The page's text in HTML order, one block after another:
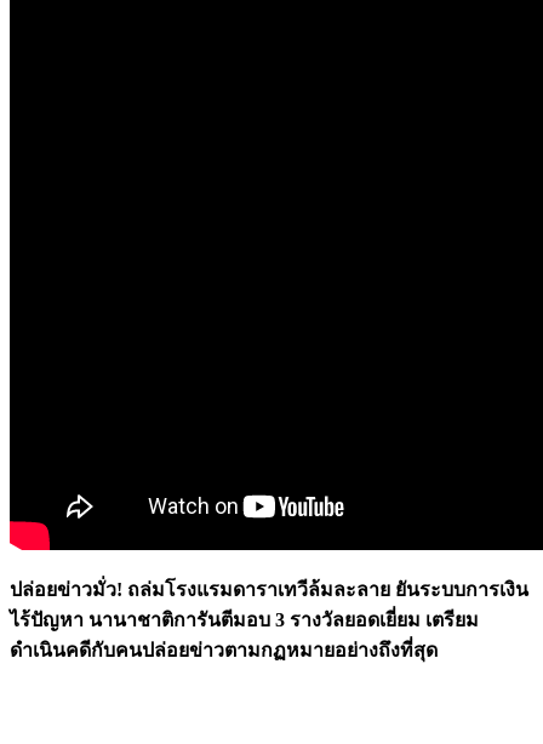
ปล่อยข่าวมั่ว! ถล่มโรงแรมดาราเทวีล้มละลาย ยันระบบการเงิน
ไร้ปัญหา นานาชาติการันตีมอบ 3 รางวัลยอดเยี่ยม เตรียม
ดำเนินคดีกับคนปล่อยข่าวตามกฏหมายอย่างถึงที่สุด